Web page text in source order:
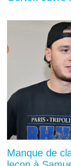
Manque de